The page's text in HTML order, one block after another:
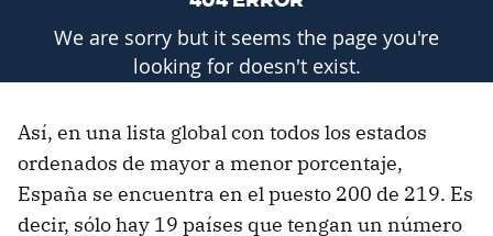
Así, en una lista global con todos los estados
ordenados de mayor a menor porcentaje,
España se encuentra en el puesto 200 de 219. Es
decir, sólo hay 19 países que tengan un número